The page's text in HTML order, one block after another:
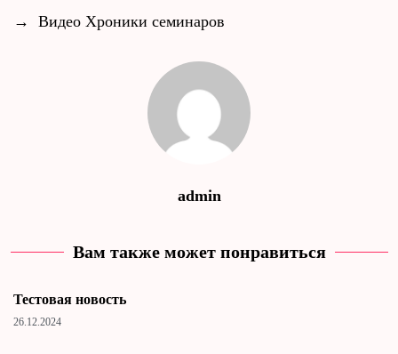
→
Видео Хроники семинаров
admin
Вам также может понравиться
Тестовая новость
26.12.2024